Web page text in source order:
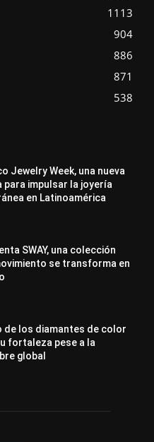
1113
904
886
871
538
Opiniones
Perspectiva
Sin categoría
Sucesos
Más
Jewelry Week, una nueva
impulsar la joyería
en Latinoamérica
SWAY, una colección
se transforma en
de los diamantes de color
fortaleza pese a la
global